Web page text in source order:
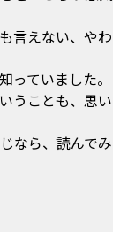
言えない、やわ
っていました。
うことも、思い
なら、読んでみ